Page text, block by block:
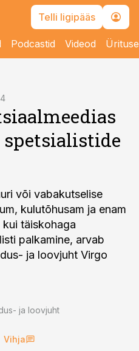
Telli ligipääs
Podcastid Videod
või vabakutselise
kulutõhusam ja enam
täiskohaga
palkamine, arvab
ja loovjuht Virgo
ja loovjuht
Vihja